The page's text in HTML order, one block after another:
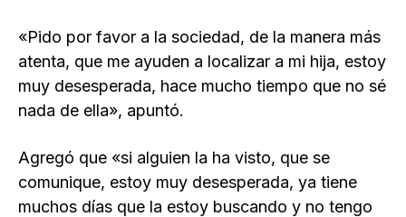
«Pido por favor a la sociedad, de la manera más
atenta, que me ayuden a localizar a mi hija, estoy
muy desesperada, hace mucho tiempo que no sé
nada de ella», apuntó.
Agregó que «si alguien la ha visto, que se
comunique, estoy muy desesperada, ya tiene
muchos días que la estoy buscando y no tengo